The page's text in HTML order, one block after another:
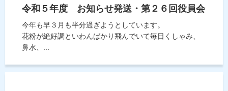
令和５年度 お知らせ発送・第２６回役員会
今年も早３月も半分過ぎようとしています。
花粉が絶好調といわんばかり飛んでいて毎日くしゃみ、
鼻水、...